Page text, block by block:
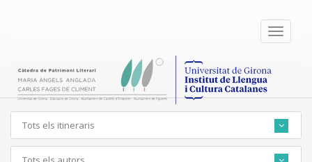
Toggle
Tots els itineraris